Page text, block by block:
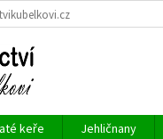
keře Jehličnany